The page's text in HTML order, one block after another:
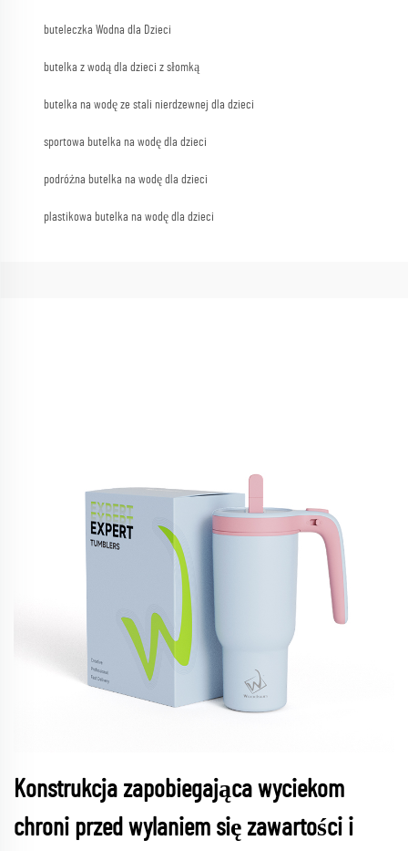
buteleczka Wodna dla Dzieci
butelka z wodą dla dzieci z słomką
butelka na wodę ze stali nierdzewnej dla dzieci
sportowa butelka na wodę dla dzieci
podróżna butelka na wodę dla dzieci
plastikowa butelka na wodę dla dzieci
Konstrukcja zapobiegająca wyciekom
chroni przed wylaniem się zawartości i